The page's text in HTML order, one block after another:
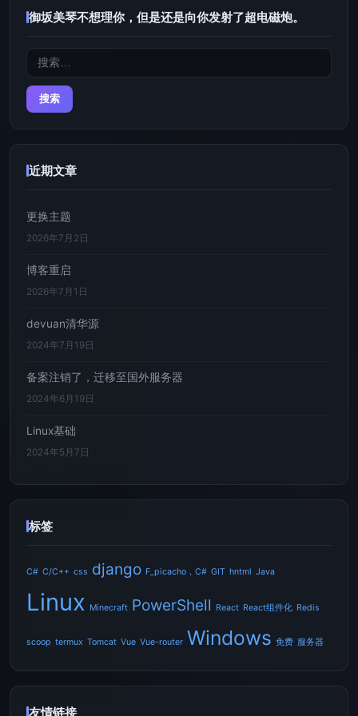
御坂美琴不想理你，但是还是向你发射了超电磁炮。
搜
近期文章
更换主题
2026年7月2日
博客重启
2026年7月1日
devuan清华源
2024年7月19日
备案注销了，迁移至国外服务器
2024年6月19日
Linux基础
2024年5月7日
标签
C# C/C++ css django F_picacho，C# GIT hntml Java
Linux Minecraft PowerShell React React组件化 Redis
scoop termux Tomcat Vue Vue-router Windows 免费 服务器
友情链接